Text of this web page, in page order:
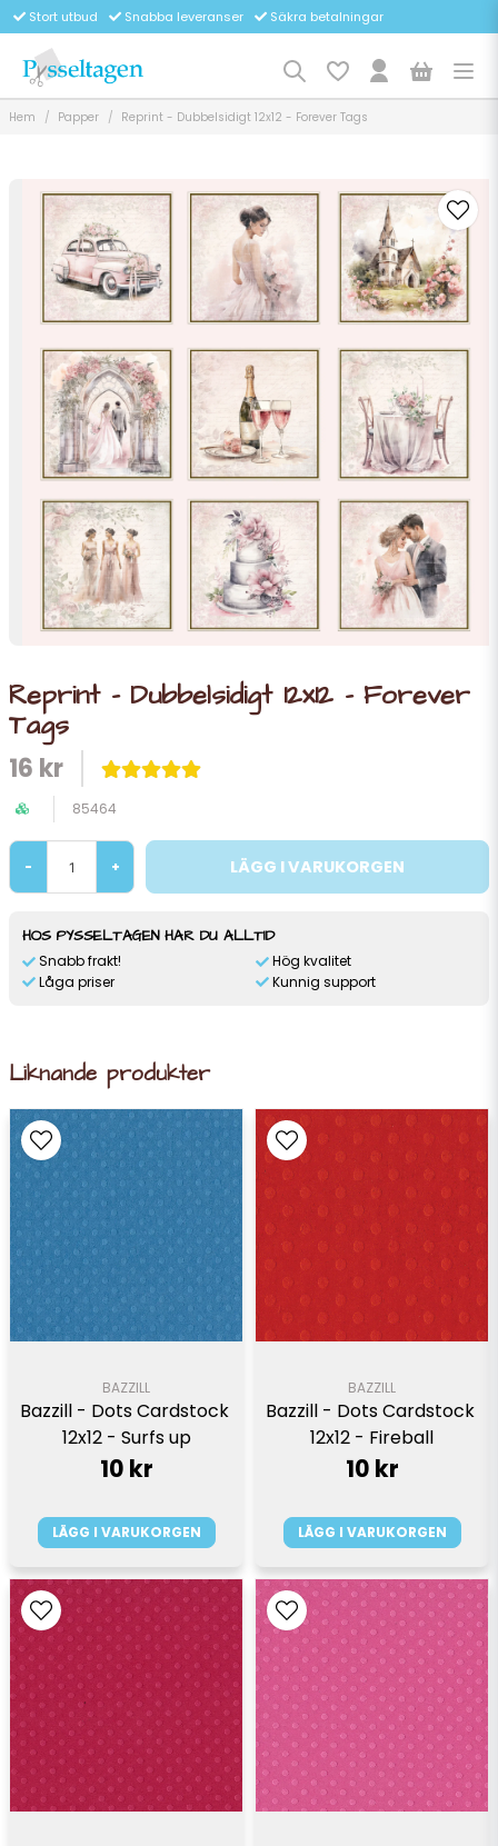
Stort utbud Snabba leveranser Säkra betalningar
Hem Papper Reprint - Dubbelsidigt 12x12 - Forever Tags
Reprint - Dubbelsidigt 12x12 - Forever
Tags
16 kr
85464
- + LÄGG I VARUKORGEN
HOS PYSSELTAGEN HAR DU ALLTID
Snabb frakt!
Låga priser
Hög kvalitet
Kunnig support
Liknande produkter
BAZZILL
Bazzill - Dots Cardstock
12x12 - Surfs up
10 kr
LÄGG I VARUKORGEN
BAZZILL
Bazzill - Dots Cardstock
12x12 - Fireball
10 kr
LÄGG I VARUKORGEN